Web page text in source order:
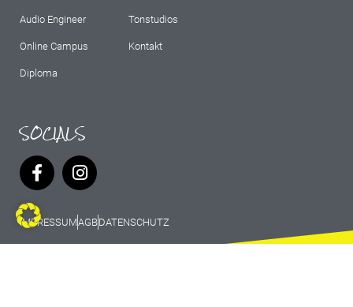
Audio Engineer
Online Campus
Diploma
Tonstudios
Kontakt
SOCIALS
IMPRESSUMAGBDATENSCHUTZ